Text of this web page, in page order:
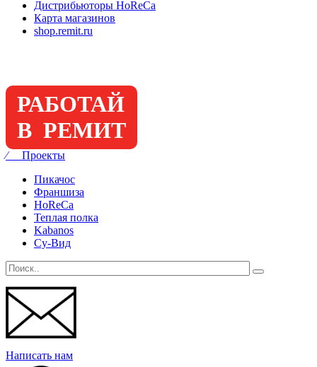
Дистрибьюторы HoReCa
Карта магазинов
shop.remit.ru
РАБОТАЙ
В РЕМИТ
⁄ Проекты
Пикачос
Франшиза
HoReCa
Теплая полка
Kabanos
Су-Вид
Написать нам